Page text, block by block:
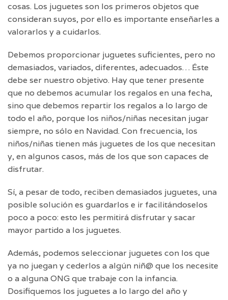
cosas. Los juguetes son los primeros objetos que
consideran suyos, por ello es importante enseñarles a
valorarlos y a cuidarlos.
Debemos proporcionar juguetes suficientes, pero no
demasiados, variados, diferentes, adecuados… Éste
debe ser nuestro objetivo. Hay que tener presente
que no debemos acumular los regalos en una fecha,
sino que debemos repartir los regalos a lo largo de
todo el año, porque los niños/niñas necesitan jugar
siempre, no sólo en Navidad. Con frecuencia, los
niños/niñas tienen más juguetes de los que necesitan
y, en algunos casos, más de los que son capaces de
disfrutar.
Sí, a pesar de todo, reciben demasiados juguetes, una
posible solución es guardarlos e ir facilitándoselos
poco a poco: esto les permitirá disfrutar y sacar
mayor partido a los juguetes.
Además, podemos seleccionar juguetes con los que
ya no juegan y cederlos a algún niñ@ que los necesite
o a alguna ONG que trabaje con la infancia.
Dosifiquemos los juguetes a lo largo del año y